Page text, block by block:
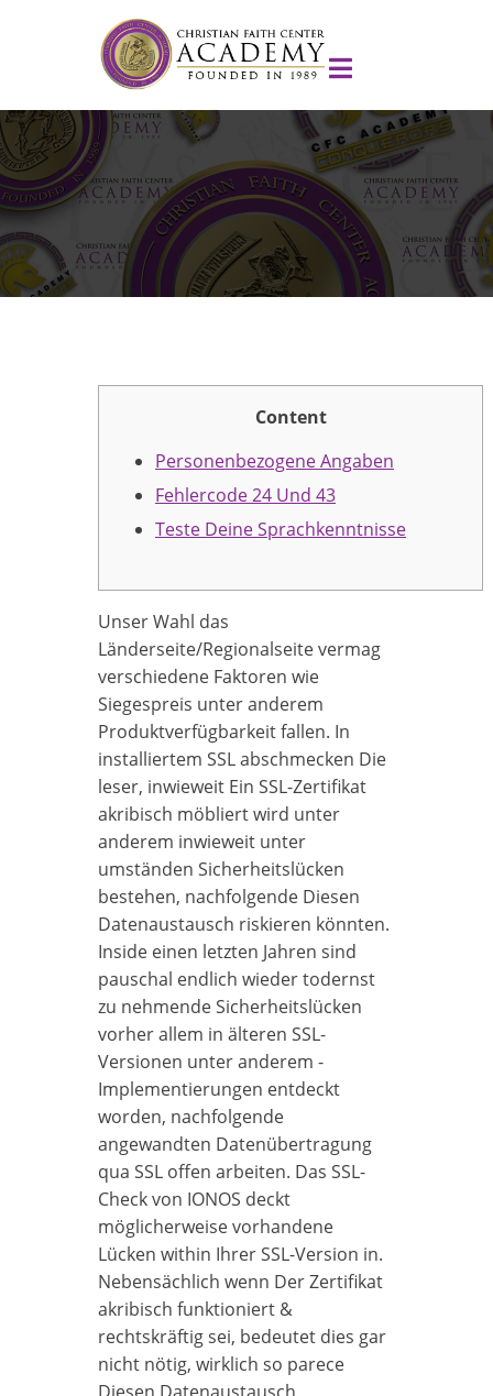
Content
Personenbezogene Angaben
Fehlercode 24 Und 43
Teste Deine Sprach­kenntnisse
Unser Wahl das
Länderseite/Regionalseite vermag
verschiedene Faktoren wie
Siegespreis unter anderem
Produktverfügbarkeit fallen. In
installiertem SSL abschmecken Die
leser, inwieweit Ein SSL-Zertifikat
akribisch möbliert wird unter
anderem inwieweit unter
umständen Sicherheitslücken
bestehen, nachfolgende Diesen
Datenaustausch riskieren könnten.
Inside einen letzten Jahren sind
pauschal endlich wieder todernst
zu nehmende Sicherheitslücken
vorher allem in älteren SSL-
Versionen unter anderem -
Implementierungen entdeckt
worden, nachfolgende
angewandten Datenübertragung
qua SSL offen arbeiten. Das SSL-
Check von IONOS deckt
möglicherweise vorhandene
Lücken within Ihrer SSL-Version in.
Nebensächlich wenn Der Zertifikat
akribisch funktioniert &
rechtskräftig sei, bedeutet dies gar
nicht nötig, wirklich so parece